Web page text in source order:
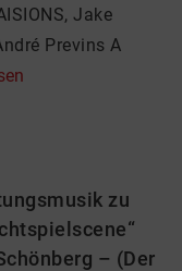
Jake
Previns A
zu
– (Der